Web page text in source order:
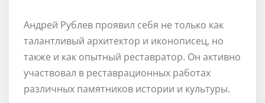
Андрей Рублев проявил себя не только как
талантливый архитектор и иконописец, но
также и как опытный реставратор. Он активно
участвовал в реставрационных работах
различных памятников истории и культуры.